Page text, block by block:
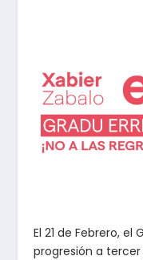
El 21 de Febrero,
progresión a